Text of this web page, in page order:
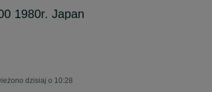
1980r. Japan
dzisiaj o 10:28